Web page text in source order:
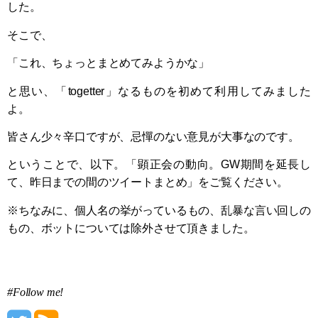
した。
そこで、
「これ、ちょっとまとめてみようかな」
と思い、「togetter」なるものを初めて利用してみました
よ。
皆さん少々辛口ですが、忌憚のない意見が大事なのです。
ということで、以下。「顕正会の動向。GW期間を延長し
て、昨日までの間のツイートまとめ」をご覧ください。
※ちなみに、個人名の挙がっているもの、乱暴な言い回しの
もの、ボットについては除外させて頂きました。
#Follow me!